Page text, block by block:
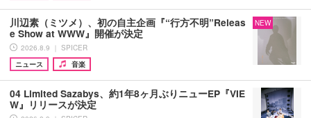
川辺素（ミツメ）、初の自主企画『“行方不明”Releas
e Show at WWW』開催が決定
2026.8.9 ｜ SPICER
ニュース
音楽
NEW
04 Limited Sazabys、約1年8ヶ月ぶりニューEP『VIE
W』リリースが決定